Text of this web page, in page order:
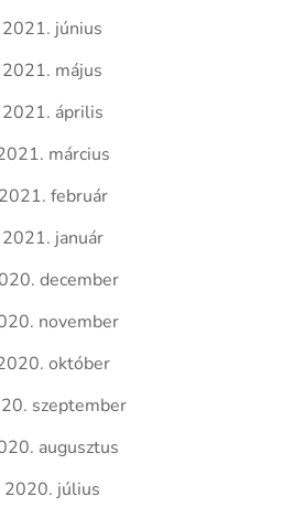
2021. június
2021. május
2021. április
március
2021. február
2021. január
december
november
október
szeptember
augusztus
2020. július